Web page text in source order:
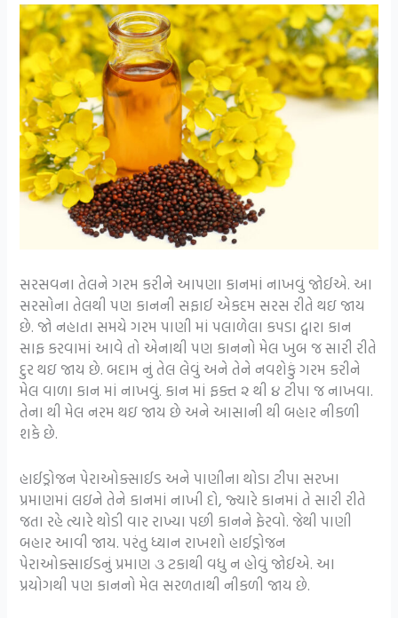
સરસવના તેલને ગરમ કરીને આપણા કાનમાં નાખવું જોઈએ. આ
સરસોના તેલથી પણ કાનની સફાઈ એકદમ સરસ રીતે થઇ જાય
છે. જો નહાતા સમયે ગરમ પાણી માં પલાળેલા કપડા દ્વારા કાન
સાફ કરવામાં આવે તો એનાથી પણ કાનનો મેલ ખુબ જ સારી રીતે
દુર થઇ જાય છે. બદામ નું તેલ લેવું અને તેને નવશેકું ગરમ કરીને
મેલ વાળા કાન માં નાખવું. કાન માં ફક્ત ૨ થી ૪ ટીપા જ નાખવા.
તેના થી મેલ નરમ થઇ જાય છે અને આસાની થી બહાર નીકળી
શકે છે.
હાઈડ્રોજન પેરાઓક્સાઈડ અને પાણીના થોડા ટીપા સરખા
પ્રમાણમાં લઇને તેને કાનમાં નાખી દો, જ્યારે કાનમાં તે સારી રીતે
જતા રહે ત્યારે થોડી વાર રાખ્યા પછી કાનને ફેરવો. જેથી પાણી
બહાર આવી જાય. પરંતુ ધ્યાન રાખશો હાઈડ્રોજન
પેરાઓક્સાઈડનું પ્રમાણ ૩ ટકાથી વધુ ન હોવું જોઈએ. આ
પ્રયોગથી પણ કાનનો મેલ સરળતાથી નીકળી જાય છે.